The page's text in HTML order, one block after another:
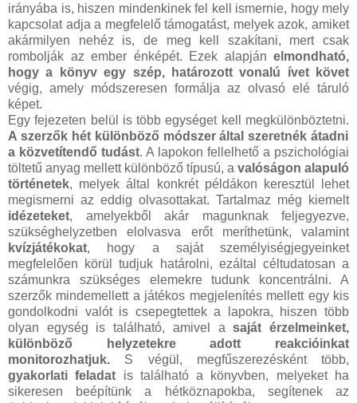
irányába is, hiszen mindenkinek fel kell ismernie, hogy mely
kapcsolat adja a megfelelő támogatást, melyek azok, amiket
akármilyen nehéz is, de meg kell szakítani, mert csak
rombolják az ember énképét. Ezek alapján elmondható,
hogy a könyv egy szép, határozott vonalú ívet követ
végig, amely módszeresen formálja az olvasó elé táruló
képet.
Egy fejezeten belül is több egységet kell megkülönböztetni.
A szerzők hét különböző módszer által szeretnék átadni
a közvetítendő tudást. A lapokon fellelhető a pszichológiai
töltetű anyag mellett különböző típusú, a valóságon alapuló
történetek, melyek által konkrét példákon keresztül lehet
megismerni az eddig olvasottakat. Tartalmaz még kiemelt
idézeteket, amelyekből akár magunknak feljegyezve,
szükséghelyzetben elolvasva erőt meríthetünk, valamint
kvízjátékokat, hogy a saját személyiségjegyeinket
megfelelően körül tudjuk határolni, ezáltal céltudatosan a
számunkra szükséges elemekre tudunk koncentrálni. A
szerzők mindemellett a játékos megjelenítés mellett egy kis
gondolkodni valót is csepegtettek a lapokra, hiszen több
olyan egység is található, amivel a saját érzelmeinket,
különböző helyzetekre adott reakcióinkat
monitorozhatjuk. S végül, megfűszerezésként több,
gyakorlati feladat is található a könyvben, melyeket ha
sikeresen beépítünk a hétköznapokba, segítenek az